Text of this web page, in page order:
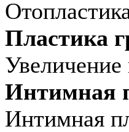
Пластика
Увеличение
Интимная
Интимная